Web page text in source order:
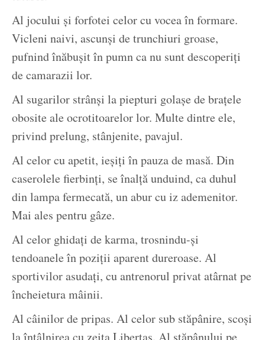
Al jocului și forfotei celor cu vocea în formare.
Vicleni naivi, ascunși de trunchiuri groase,
pufnind înăbușit în pumn ca nu sunt descoperiți
de camarazii lor.
Al sugarilor strânși la piepturi golașe de brațele
obosite ale ocrotitoarelor lor. Multe dintre ele,
privind prelung, stânjenite, pavajul.
Al celor cu apetit, ieșiți în pauza de masă. Din
caserolele fierbinți, se înalță unduind, ca duhul
din lampa fermecată, un abur cu iz ademenitor.
Mai ales pentru gâze.
Al celor ghidați de karma, trosnindu-și
tendoanele în poziții aparent dureroase. Al
sportivilor asudați, cu antrenorul privat atârnat pe
încheietura mâinii.
Al câinilor de pripas. Al celor sub stăpânire, scoși